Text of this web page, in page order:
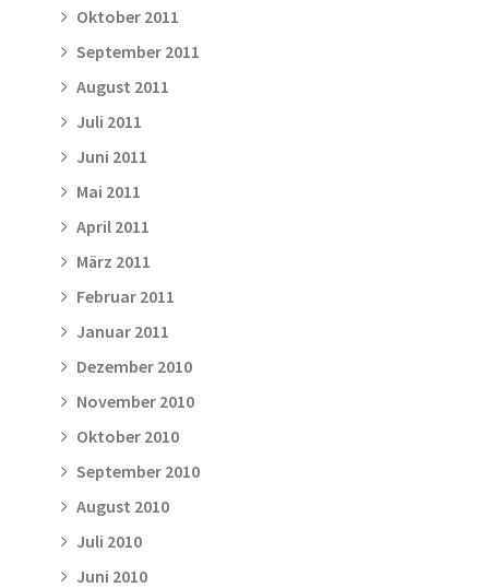
Oktober 2011
September 2011
August 2011
Juli 2011
Juni 2011
Mai 2011
April 2011
März 2011
Februar 2011
Januar 2011
Dezember 2010
November 2010
Oktober 2010
September 2010
August 2010
Juli 2010
Juni 2010